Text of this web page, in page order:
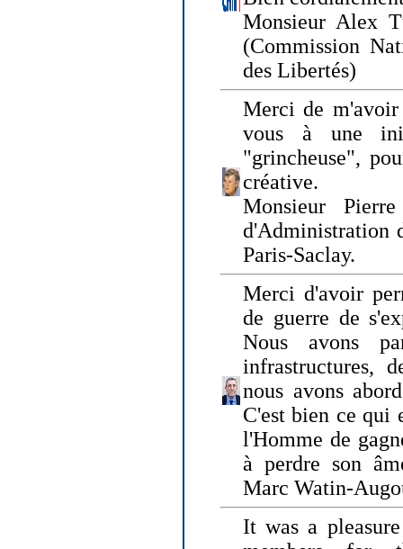
Monsieur Alex
(Commission
des Libertés)
Merci de
vous à une
"grincheuse",
créative.
Monsieur
d'Administration
Paris-Saclay.
Merci d'avoir
de guerre de
Nous avons
infrastructures,
nous avons
C'est bien ce qui
l'Homme de
à perdre son
Marc Watin-
It was a